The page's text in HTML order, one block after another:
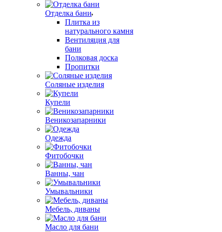
Отделка бани
Плитка из
натурального камня
Вентиляция для
бани
Полковая доска
Пропитки
Соляные изделия
Купели
Веникозапарники
Одежда
Фитобочки
Ванны, чан
Умывальники
Мебель, диваны
Масло для бани